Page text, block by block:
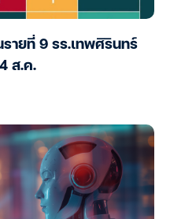
รายที่ 9 รร.เทพศิรินทร์
ส.ค.